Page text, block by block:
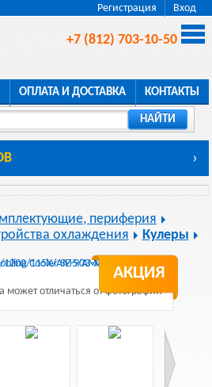
Регистрация Вход
+7 (812) 703-10-50
ОПЛАТА И ДОСТАВКА КОНТАКТЫ
НАЙТИ
›
периферия
охлаждения Кулеры
АКЦИЯ
может отличаться от фотографии